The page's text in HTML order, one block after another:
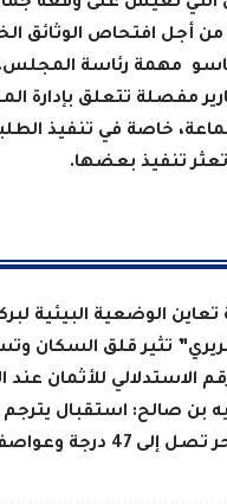
من أجل افتحاص الوثائق
مهمة رئاسة المجلس،
مفصلة تتعلق بإدارة
خاصة في تنفيذ
تنفيذ بعضها.
الوضعية البيئية
تثير قلق السكان
الاستدلالي للأثمان
بن صالح: استقبال
تضرب عدة أقاليم بالمملكة